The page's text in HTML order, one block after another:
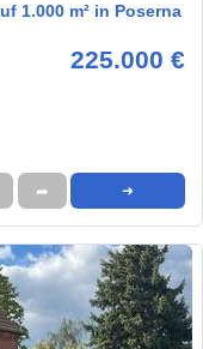
1.000 m² in Poserna
225.000 €
➦ ➜